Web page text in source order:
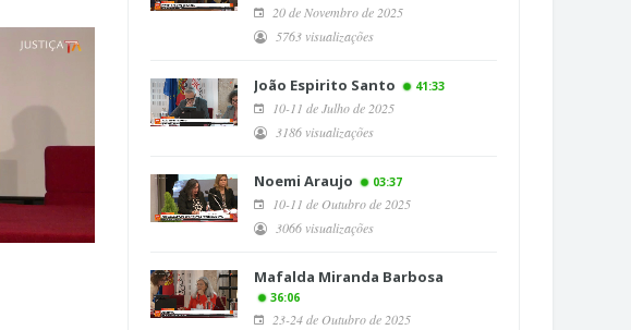
20 de Novembro de 2025
5763 visualizações
João Espirito Santo 41:33
10-11 de Julho de 2025
3186 visualizações
Noemi Araujo 03:37
10-11 de Outubro de 2025
3066 visualizações
Mafalda Miranda Barbosa
36:06
23-24 de Outubro de 2025